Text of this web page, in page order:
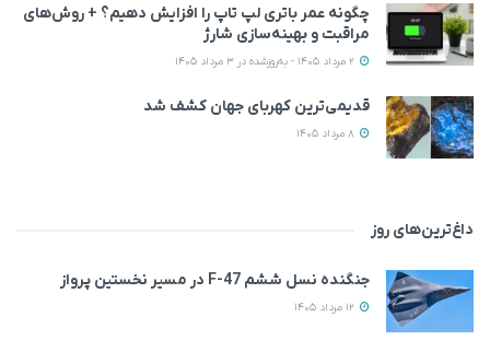
چگونه عمر باتری لپ تاپ را افزایش دهیم؟ + روش‌های
مراقبت و بهینه‌سازی شارژ
قدیمی‌ترین کهربای جهان کشف شد
داغ‌ترین‌های روز
جنگنده نسل ششم F-47 در مسیر نخستین پرواز